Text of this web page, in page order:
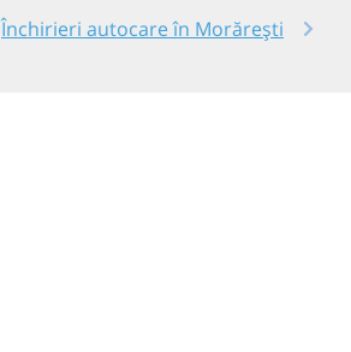
Închirieri autocare în Morărești